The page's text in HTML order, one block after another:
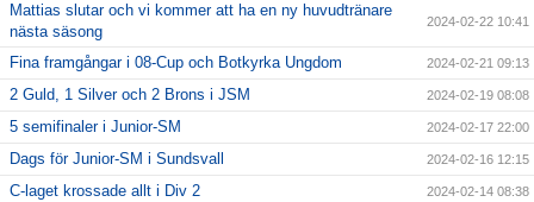
Mattias slutar och vi kommer att ha en ny huvudtränare
nästa säsong
2024-02-22 10:41
Fina framgångar i 08-Cup och Botkyrka Ungdom 2024-02-21 09:13
2 Guld, 1 Silver och 2 Brons i JSM 2024-02-19 08:08
5 semifinaler i Junior-SM 2024-02-17 22:00
Dags för Junior-SM i Sundsvall 2024-02-16 12:15
C-laget krossade allt i Div 2 2024-02-14 08:38